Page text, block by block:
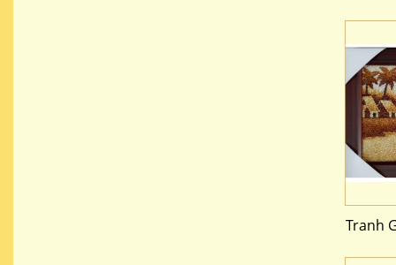
Tranh